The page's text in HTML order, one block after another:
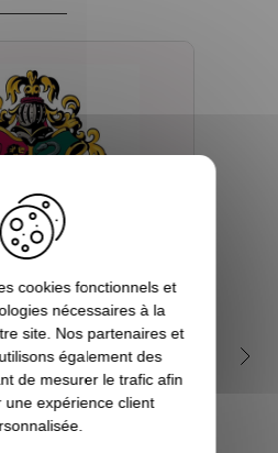
les 4 maisons
Harry Potter ?
parution en 1997, et
l’arrivée du film en 2001,
cookies fonctionnels et
nécessaires à la
site. Nos partenaires et
également des
de mesurer le trafic afin
une expérience client